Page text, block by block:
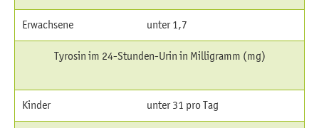
Erwachsene unter 1,7
Tyrosin im 24-Stunden-Urin in Milligramm (mg)
Kinder unter 31 pro Tag